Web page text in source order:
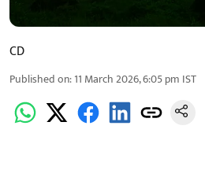
CD
Published on:11 March 2026, 6:05 pm IST